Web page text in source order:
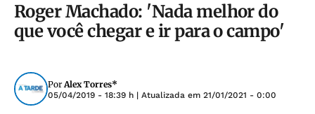
Roger Machado: 'Nada melhor do
que você chegar e ir para o campo'
PorAlex Torres*
05/04/2019 - 18:39 h | Atualizada em 21/01/2021 - 0:00